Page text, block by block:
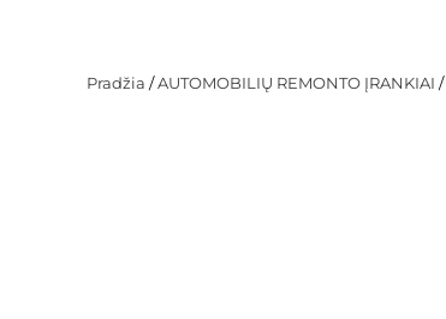
Pradžia /AUTOMOBILIŲ REMONTO ĮRANKIAI /